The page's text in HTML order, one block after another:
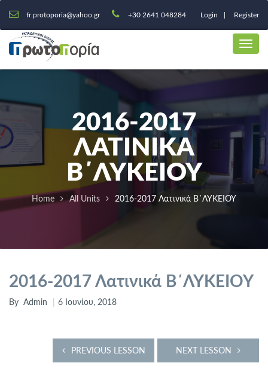
fr.protoporia@yahoo.gr +30 2641 048284 Login Register
2016-2017
ΛΑΤΙΝΙΚΆ
Β΄ΛΥΚΕΙΟΥ
Home All Units 2016-2017 Λατινικά Β΄ΛΥΚΕΙΟΥ
2016-2017 Λατινικά Β΄ΛΥΚΕΙΟΥ
By Admin 6 Ιουνίου, 2018
NEXT LESSON
PREVIOUS LESSON